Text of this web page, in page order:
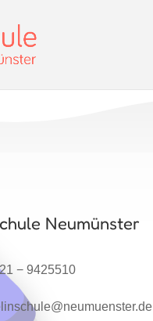
Neumünster
− 9425510